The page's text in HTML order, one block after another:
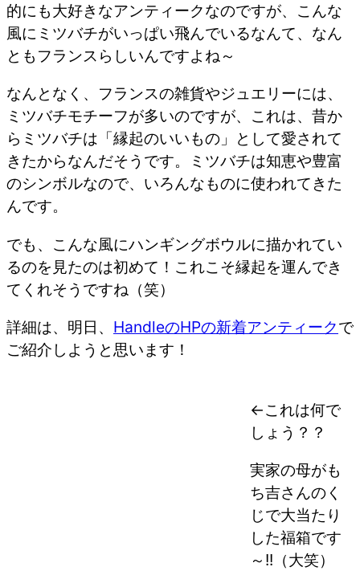
的にも大好きなアンティークなのですが、こんな
風にミツバチがいっぱい飛んでいるなんて、なん
ともフランスらしいんですよね～
なんとなく、フランスの雑貨やジュエリーには、
ミツバチモチーフが多いのですが、これは、昔か
らミツバチは「縁起のいいもの」として愛されて
きたからなんだそうです。ミツバチは知恵や豊富
のシンボルなので、いろんなものに使われてきた
んです。
でも、こんな風にハンギングボウルに描かれてい
るのを見たのは初めて！これこそ縁起を運んでき
てくれそうですね（笑）
詳細は、明日、 HandleのHPの新着アンティークで
ご紹介しようと思います！
←これは何で
しょう？？
実家の母がも
ち吉さんのく
じで大当たり
した福箱です
～!!（大笑）